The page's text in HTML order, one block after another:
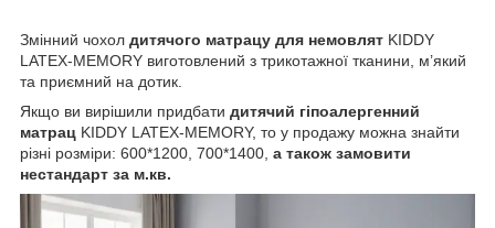
Змінний чохол дитячого матрацу для немовлят KIDDY
LATEX-MEMORY виготовлений з трикотажної тканини, м’який
та приємний на дотик.
Якщо ви вирішили придбати дитячий гіпоалергенний
матрац KIDDY LATEX-MEMORY, то у продажу можна знайти
різні розміри: 600*1200, 700*1400, а також замовити
нестандарт за м.кв.